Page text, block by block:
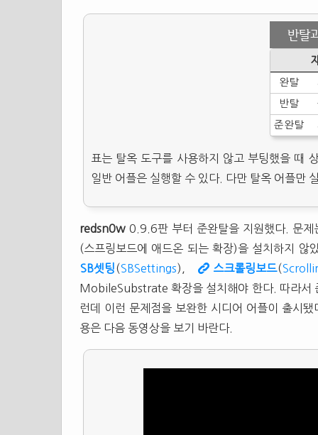
반탈
완탈
반탈
준완탈
표는 탈옥 도구를 사용하지 않고 부팅했을 때
일반 어플은 실행할 수 있다. 다만 탈옥 어플만
redsn0w 0.9.6판 부터 준완탈을 지원했다. 문
(스프링보드에 애드온 되는 확장)을 설치하지 않
SB셋팅(SBSettings), 스크롤링보드(
MobileSubstrate 확장을 설치해야 한다. 따라서
런데 이런 문제점을 보완한 시디어 어플이 출시
용은 다음 동영상을 보기 바란다.